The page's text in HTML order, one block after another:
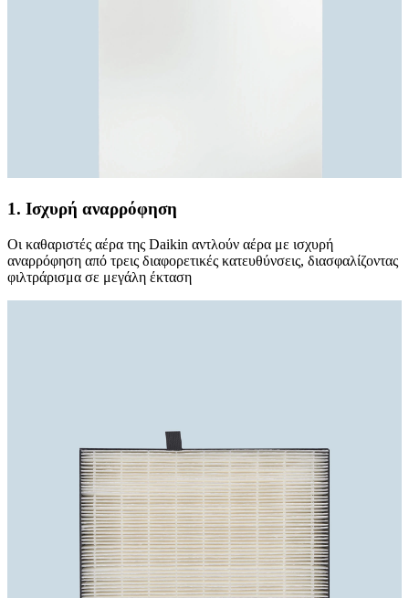
1. Ισχυρή αναρρόφηση
Οι καθαριστές αέρα της Daikin αντλούν αέρα με ισχυρή
αναρρόφηση από τρεις διαφορετικές κατευθύνσεις, διασφαλίζοντας
φιλτράρισμα σε μεγάλη έκταση